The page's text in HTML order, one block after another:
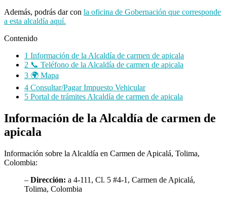
Además, podrás dar con la oficina de Gobernación que corresponde
a esta alcaldía aquí.
Contenido
1 Información de la Alcaldía de carmen de apicala
2 📞 Teléfono de la Alcaldía de carmen de apicala
3 🌍 Mapa
4 Consultar/Pagar Impuesto Vehicular
5 Portal de trámites Alcaldía de carmen de apicala
Información de la Alcaldía de carmen de
apicala
Información sobre la Alcaldía en Carmen de Apicalá, Tolima,
Colombia:
– Dirección: a 4-111, Cl. 5 #4-1, Carmen de Apicalá,
Tolima, Colombia